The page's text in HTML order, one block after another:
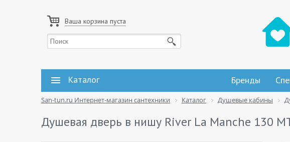
Ваша корзина пуста
Каталог Бренды
San-tun.ru Интернет-магазин сантехники Каталог Душевые кабины
Душевая дверь в нишу River La Manche 130